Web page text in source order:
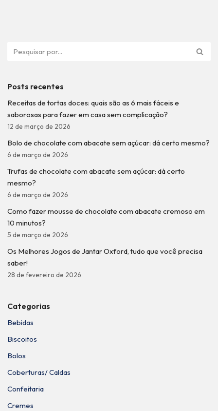
Posts recentes
Receitas de tortas doces: quais são as 6 mais fáceis e
saborosas para fazer em casa sem complicação?
12 de março de 2026
Bolo de chocolate com abacate sem açúcar: dá certo mesmo?
6 de março de 2026
Trufas de chocolate com abacate sem açúcar: dá certo
mesmo?
6 de março de 2026
Como fazer mousse de chocolate com abacate cremoso em
10 minutos?
5 de março de 2026
Os Melhores Jogos de Jantar Oxford, tudo que você precisa
saber!
28 de fevereiro de 2026
Categorias
Bebidas
Biscoitos
Bolos
Coberturas/ Caldas
Confeitaria
Cremes